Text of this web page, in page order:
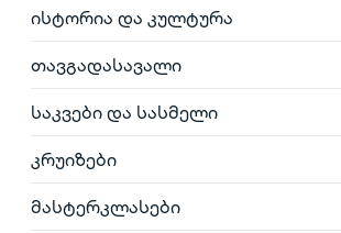
ისტორია და კულტურა
თავგადასავალი
საკვები და სასმელი
კრუიზები
მასტერკლასები